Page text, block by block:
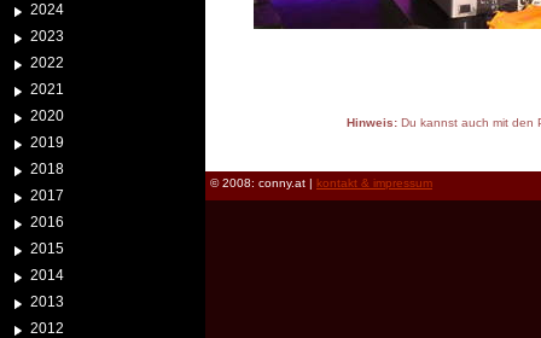
2024
2023
2022
2021
2020
2019
2018
2017
2016
2015
2014
2013
2012
Hinweis:Du kannst auch mit den
© 2008: conny.at | kontakt & impressum